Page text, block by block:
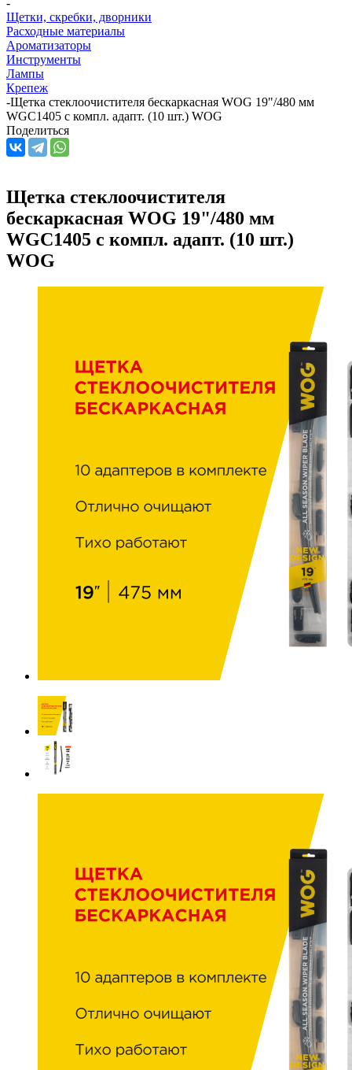
Щетки, скребки, дворники
Расходные материалы
Ароматизаторы
Инструменты
Лампы
Крепеж
-Щетка стеклоочистителя бескаркасная WOG 19"/480 мм
WGC1405 с компл. адапт. (10 шт.) WOG
Поделиться
Щетка стеклоочистителя
бескаркасная WOG 19"/480 мм
WGC1405 с компл. адапт. (10 шт.)
WOG